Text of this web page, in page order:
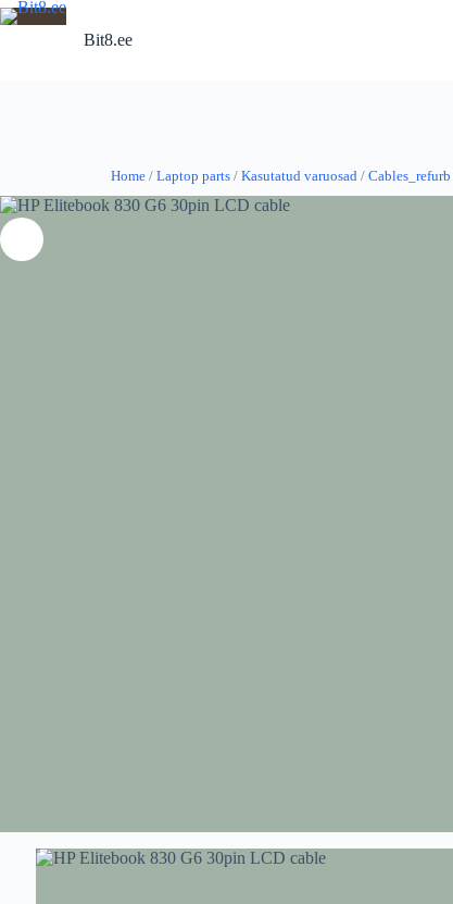
Skip
to
Bit8.ee
Home / Laptop parts / Kasutatud varuosad / Cables_refurb